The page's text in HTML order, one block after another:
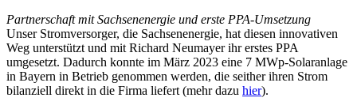
Partnerschaft mit Sachsenenergie und erste PPA-Umsetzung
Unser Stromversorger, die Sachsenenergie, hat diesen innovativen
Weg unterstützt und mit Richard Neumayer ihr erstes PPA
umgesetzt. Dadurch konnte im März 2023 eine 7 MWp-Solaranlage
in Bayern in Betrieb genommen werden, die seither ihren Strom
bilanziell direkt in die Firma liefert (mehr dazu hier).